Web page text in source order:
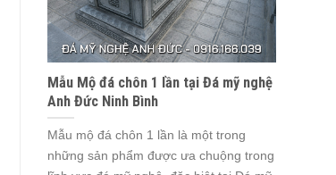
Mẫu Mộ đá chôn 1 lần tại Đá mỹ nghệ
Anh Đức Ninh Bình
Mẫu mộ đá chôn 1 lần là một trong
những sản phẩm được ưa chuộng trong